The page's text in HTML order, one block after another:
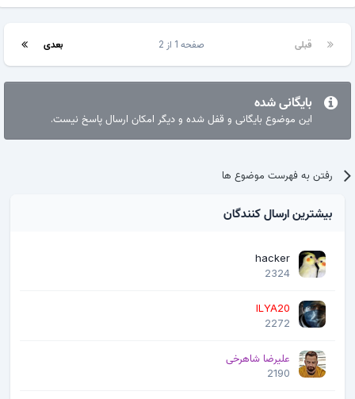
قبلی بعدی صفحه 1 از 2
بایگانی شده
این موضوع بایگانی و قفل شده و دیگر امکان ارسال پاسخ نیست.
رفتن به فهرست موضوع ها
بیشترین ارسال کنندگان
hacker
2324
ILYA20
2272
علیرضا شاهرخی
2190